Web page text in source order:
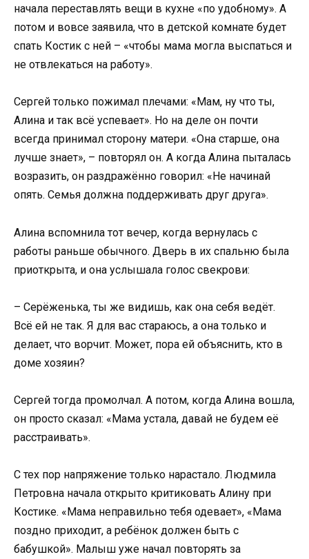
начала переставлять вещи в кухне «по удобному». А
потом и вовсе заявила, что в детской комнате будет
спать Костик с ней – «чтобы мама могла выспаться и
не отвлекаться на работу».
Сергей только пожимал плечами: «Мам, ну что ты,
Алина и так всё успевает». Но на деле он почти
всегда принимал сторону матери. «Она старше, она
лучше знает», – повторял он. А когда Алина пыталась
возразить, он раздражённо говорил: «Не начинай
опять. Семья должна поддерживать друг друга».
Алина вспомнила тот вечер, когда вернулась с
работы раньше обычного. Дверь в их спальню была
приоткрыта, и она услышала голос свекрови:
– Серёженька, ты же видишь, как она себя ведёт.
Всё ей не так. Я для вас стараюсь, а она только и
делает, что ворчит. Может, пора ей объяснить, кто в
доме хозяин?
Сергей тогда промолчал. А потом, когда Алина вошла,
он просто сказал: «Мама устала, давай не будем её
расстраивать».
С тех пор напряжение только нарастало. Людмила
Петровна начала открыто критиковать Алину при
Костике. «Мама неправильно тебя одевает», «Мама
поздно приходит, а ребёнок должен быть с
бабушкой». Малыш уже начал повторять за